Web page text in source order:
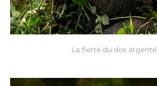
La fierté du dos argenté